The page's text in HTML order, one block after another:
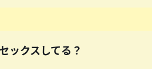
ックスしてる？